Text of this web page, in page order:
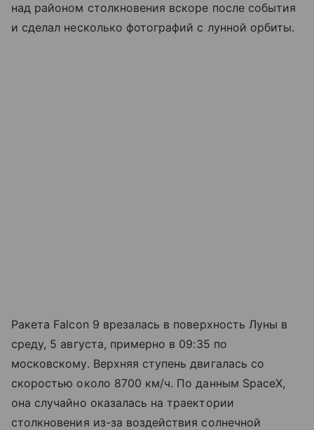
над районом столкновения вскоре после события
и сделал несколько фотографий с лунной орбиты.
Ракета Falcon 9 врезалась в поверхность Луны в
среду, 5 августа, примерно в 09:35 по
московскому. Верхняя ступень двигалась со
скоростью около 8700 км/ч. По данным SpaceX,
она случайно оказалась на траектории
столкновения из-за воздействия солнечной